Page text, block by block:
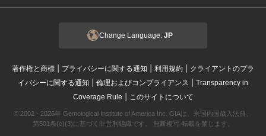
Change Language: JP
著作権と商標 | プライバシーに関する通知 | 利用規約 | クライアントのプラ
イバシーに関する通知 | 倫理およびコンプライアンス | Transparency in
Coverage Rule | このサイトについて
© 2002 - 2026年 Gemological Institute of America Inc. GIAは、米国内国歳入法典、
第501条(c)(3)に基づく非営利組織です。 無断複写·転載を禁じます。